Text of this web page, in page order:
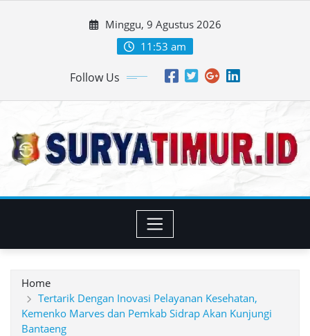
Minggu, 9 Agustus 2026
11:53 am
Follow Us
Home
Tertarik Dengan Inovasi Pelayanan Kesehatan,
Kemenko Marves dan Pemkab Sidrap Akan Kunjungi
Bantaeng